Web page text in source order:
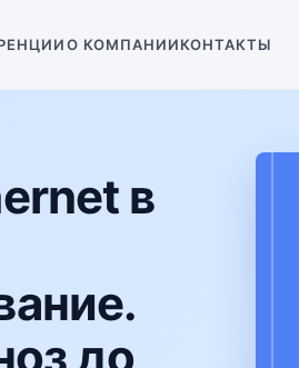
О КОМПАНИИКОНТАКТЫ
в
до